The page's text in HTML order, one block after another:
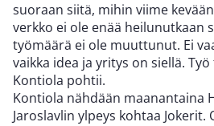
suoraan siitä, mihin viime
verkko ei ole enää heilunutkaan
työmäärä ei ole muuttunut. Ei
vaikka idea ja yritys on siellä.
Kontiola pohtii.
Kontiola nähdään maanantaina
Jaroslavlin ylpeys kohtaa Jokerit.